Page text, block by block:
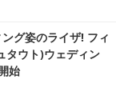
グ姿のライザ! フィ
タウト)ウェディン
始